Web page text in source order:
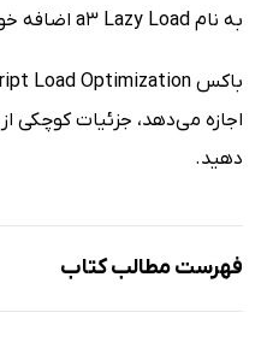
به نام a3 Lazy Load اضافه خواهد شد.
اجازه می‌دهد، جزئیات کوچکی
دهید.
فهرست مطالب کتاب